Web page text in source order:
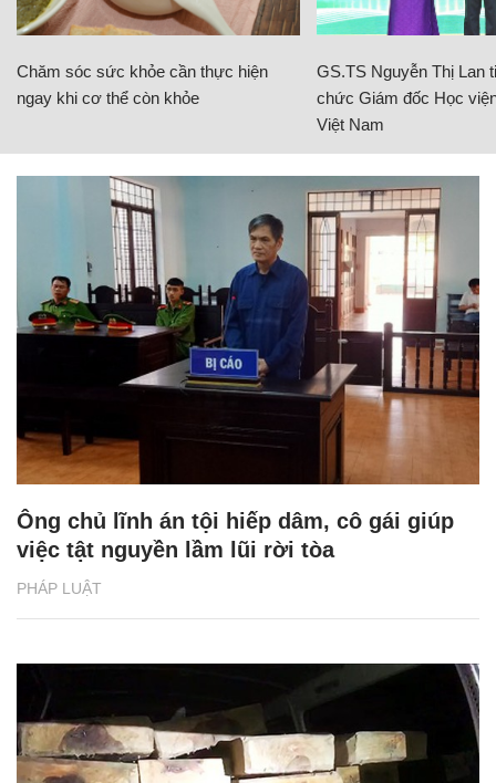
Chăm sóc sức khỏe cần thực hiện
ngay khi cơ thể còn khỏe
GS.TS Nguyễn Thị Lan
chức Giám đốc Học
Việt Nam
PHÁP LUẬT
Ông chủ lĩnh án tội hiếp dâm, cô gái giúp
việc tật nguyền lầm lũi rời tòa